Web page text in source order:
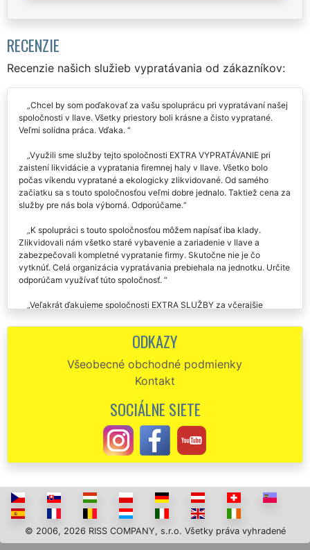
RECENZIE
Recenzie našich služieb vypratávania od zákazníkov:
Chcel by som poďakovať za vašu spoluprácu pri vypratávaní našej
spoločnosti v Ilave. Všetky priestory boli krásne a čisto vypratané.
Veľmi solídna práca. Vďaka.
Využili sme služby tejto spoločnosti EXTRA VYPRATÁVANIE pri
zaistení likvidácie a vypratania firemnej haly v Ilave. Všetko bolo
počas víkendu vypratané a ekologicky zlikvidované. Od samého
začiatku sa s touto spoločnosťou veľmi dobre jednalo. Taktiež cena za
služby pre nás bola výborná. Odporúčame.
K spolupráci s touto spoločnosťou môžem napísať iba klady.
Zlikvidovali nám všetko staré vybavenie a zariadenie v Ilave a
zabezpečovali kompletné vypratanie firmy. Skutočne nie je čo
vytknúť. Celá organizácia vypratávania prebiehala na jednotku. Určite
odporúčam využívať túto spoločnosť.
Veľakrát ďakujeme spoločnosti EXTRA SLUŽBY za včerajšie
spolupráca. Určite budeme v Ilave ich služby vypratávania a
sťahovania využívať aj naďalej. Ešte raz ďakujeme.
Vypratanie mojej firmy v Ilave mi poskytla táto spoločnosť EXTRA
VYPRATÁVANIE. Perfektná komunikácia, práca i cena za vypratávacie
ODKAZY
Všeobecné obchodné podmienky
Kontakt
SOCIÁLNE SIETE
© 2006, 2026 RISS COMPANY, s.r.o. Všetky práva vyhradené